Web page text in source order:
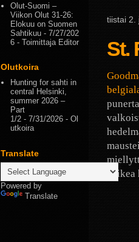
tiistai 2.
St.
Olut-Suomi –
Viikon Olut 31-26:
Elokuu on Suomen
Sahtikuu - 7/27/202
6 - Toimittaja Editor
Olutkoira
Hunting for sahti in
central Helsinki,
summer 2026 –
Part
1/2 - 7/31/2026 - Ol
utkoira
Translate
Powered by
Translate